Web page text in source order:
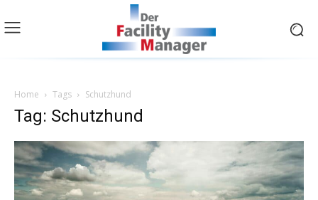
Home Tags Schutzhund
Tag: Schutzhund